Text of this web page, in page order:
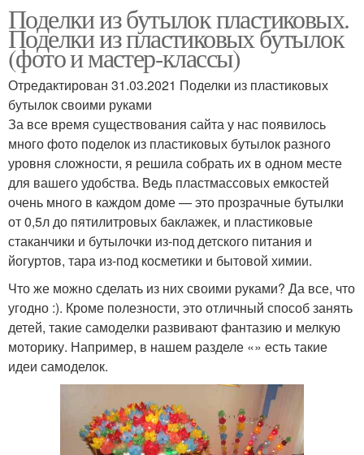
Поделки из бутылок пластиковых.
Поделки из пластиковых бутылок
(фото и мастер-классы)
Отредактирован 31.03.2021 Поделки из пластиковых
бутылок своими руками
За все время существования сайта у нас появилось
много фото поделок из пластиковых бутылок разного
уровня сложности, я решила собрать их в одном месте
для вашего удобства. Ведь пластмассовых емкостей
очень много в каждом доме — это прозрачные бутылки
от 0,5л до пятилитровых баклажек, и пластиковые
стаканчики и бутылочки из-под детского питания и
йогуртов, тара из-под косметики и бытовой химии.
Что же можно сделать из них своими руками? Да все, что
угодно :). Кроме полезности, это отличный способ занять
детей, такие самоделки развивают фантазию и мелкую
моторику. Например, в нашем разделе «» есть такие
идеи самоделок.